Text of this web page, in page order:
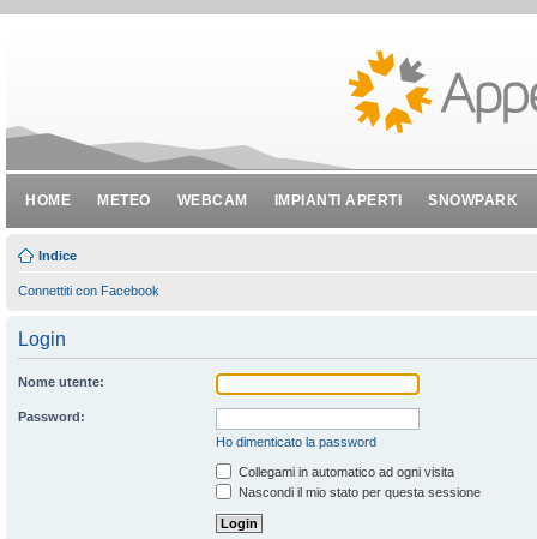
HOME METEO WEBCAM IMPIANTI APERTI SNOWPARK
Indice
Connettiti con Facebook
Login
Nome utente:
Password:
Ho dimenticato la password
Collegami in automatico ad ogni visita
Nascondi il mio stato per questa sessione